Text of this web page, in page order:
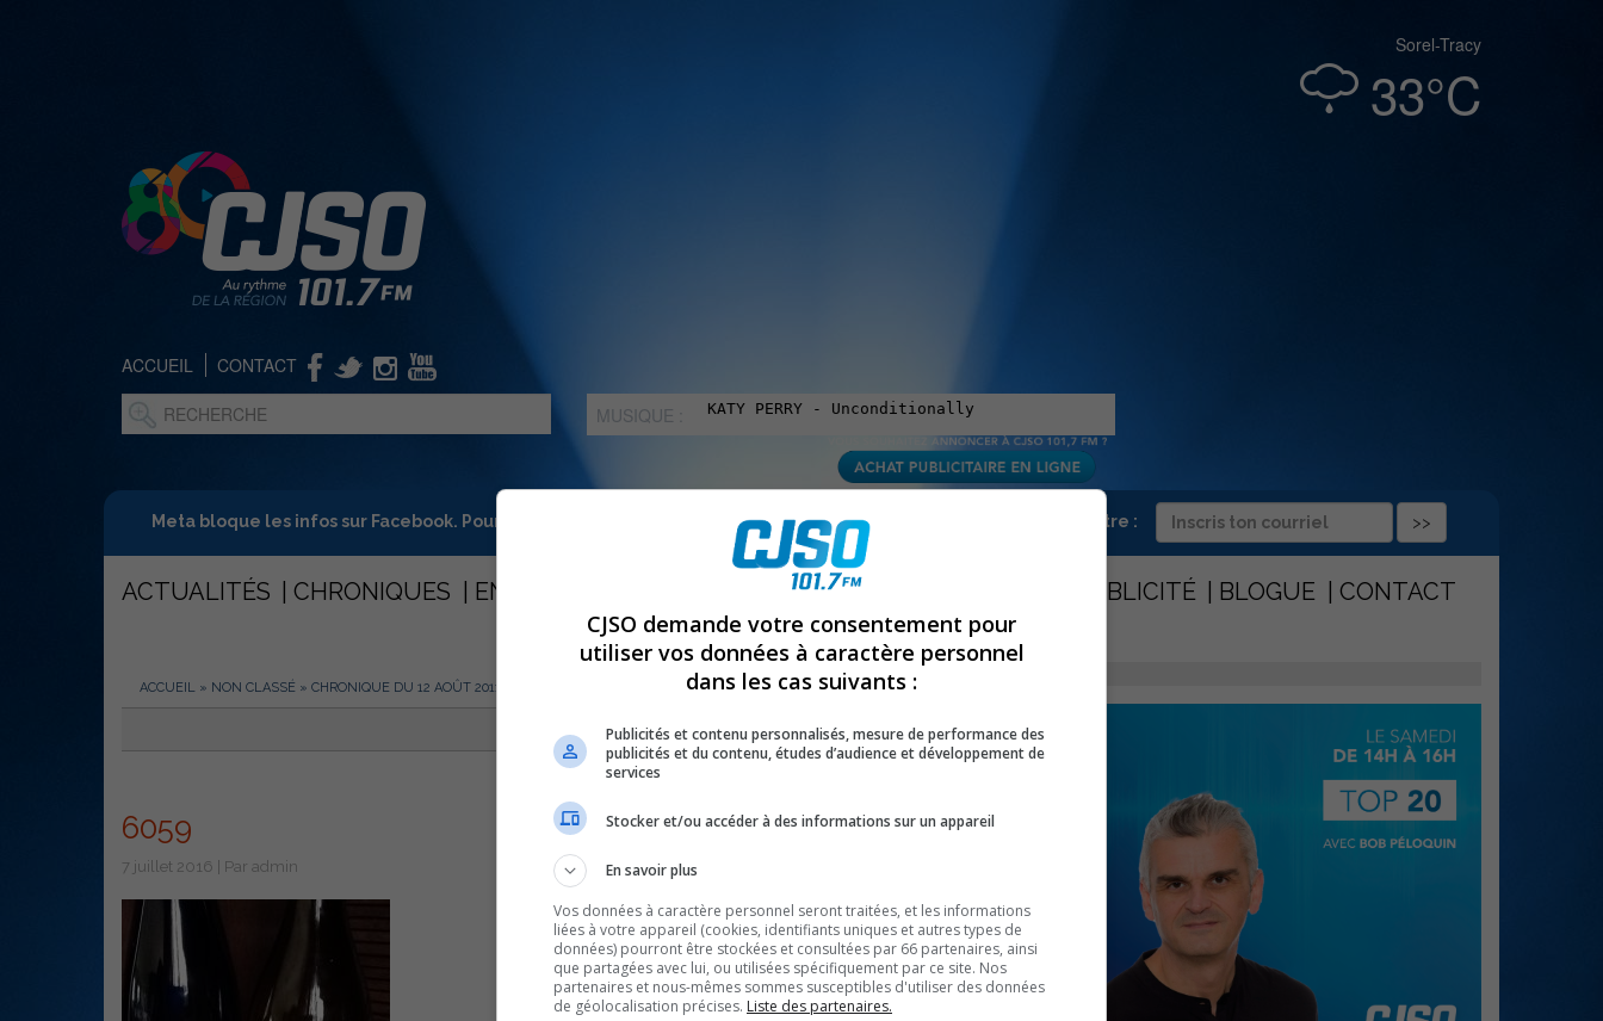
Sorel-Tracy
33°C
ACCUEIL CONTACT
MUSIQUE :
Meta bloque les infos sur Facebook. Pour ne rien manquer à Sorel-Tracy et la région, abonne-toi à notre infolettre :
ACTUALITÉS CHRONIQUES ENTREVUES ÉMISSIONS PUBLICITÉ BLOGUE CONTACT
ACCUEIL » NON CLASSÉ » CHRONIQUE DU 12 AOÛT 2011
PARTAGEZ
6059
7 juillet 2016 | Par admin
CJSO demande votre consentement pour
utiliser vos données à caractère personnel
dans les cas suivants :
Publicités et contenu personnalisés, mesure de performance des
publicités et du contenu, études d’audience et développement de
services
Stocker et/ou accéder à des informations sur un appareil
En savoir plus
Vos données à caractère personnel seront traitées, et les informations
liées à votre appareil (cookies, identifiants uniques et autres types de
données) pourront être stockées et consultées par 66 partenaires, ainsi
que partagées avec lui, ou utilisées spécifiquement par ce site. Nos
partenaires et nous-mêmes sommes susceptibles d'utiliser des données
de géolocalisation précises. Liste des partenaires.